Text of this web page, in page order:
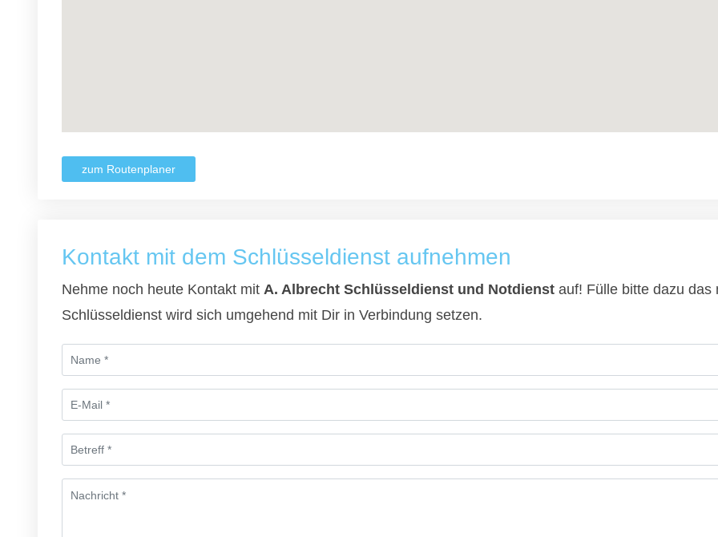
zum Routenplaner
Kontakt mit dem Schlüsseldienst aufnehmen
Nehme noch heute Kontakt mit A. Albrecht Schlüsseldienst und Notdienst auf! Fülle bitte dazu das
Schlüsseldienst wird sich umgehend mit Dir in Verbindung setzen.